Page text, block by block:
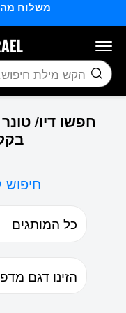
משלוח
חיפוש
חפשו דיו/